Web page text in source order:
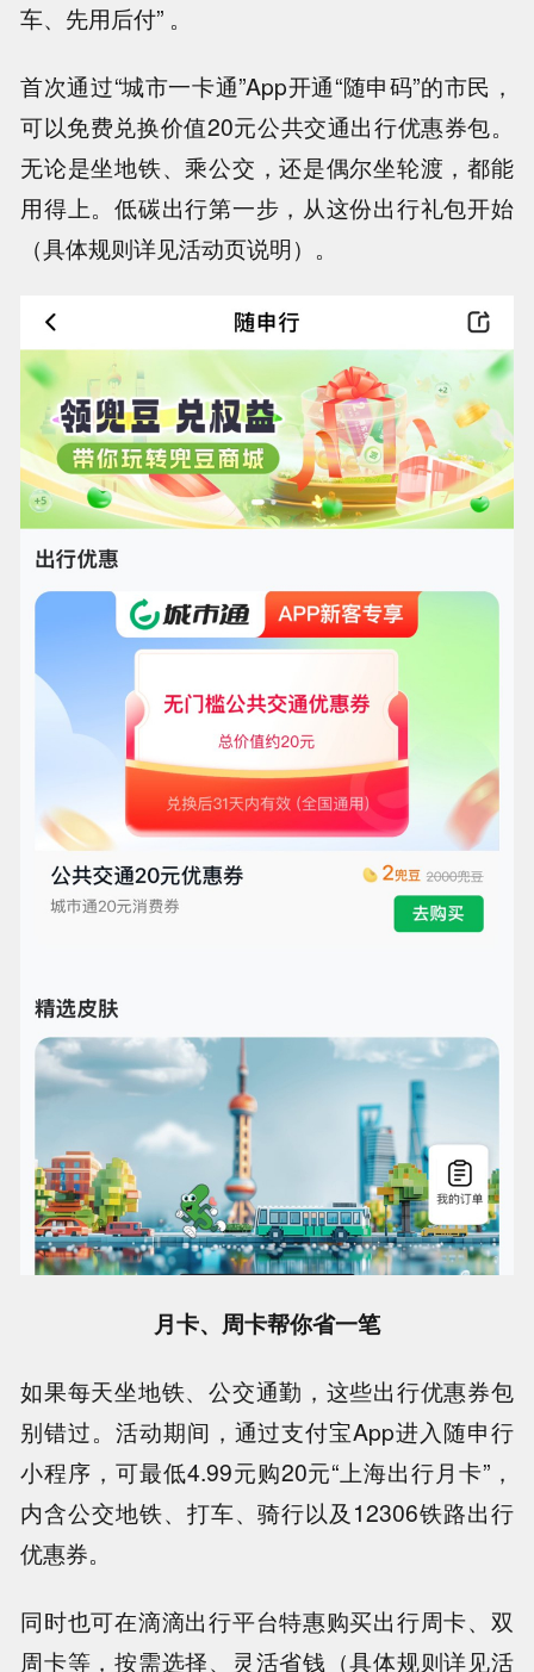
车、先用后付” 。
首次通过“城市一卡通”App开通“随申码”的市民，
可以免费兑换价值20元公共交通出行优惠券包。
无论是坐地铁、乘公交，还是偶尔坐轮渡，都能
用得上。低碳出行第一步，从这份出行礼包开始
（具体规则详见活动页说明）。
月卡、周卡帮你省一笔
如果每天坐地铁、公交通勤，这些出行优惠券包
别错过。活动期间，通过支付宝App进入随申行
小程序，可最低4.99元购20元“上海出行月卡”，
内含公交地铁、打车、骑行以及12306铁路出行
优惠券。
同时也可在滴滴出行平台特惠购买出行周卡、双
周卡等，按需选择、灵活省钱（具体规则详见活